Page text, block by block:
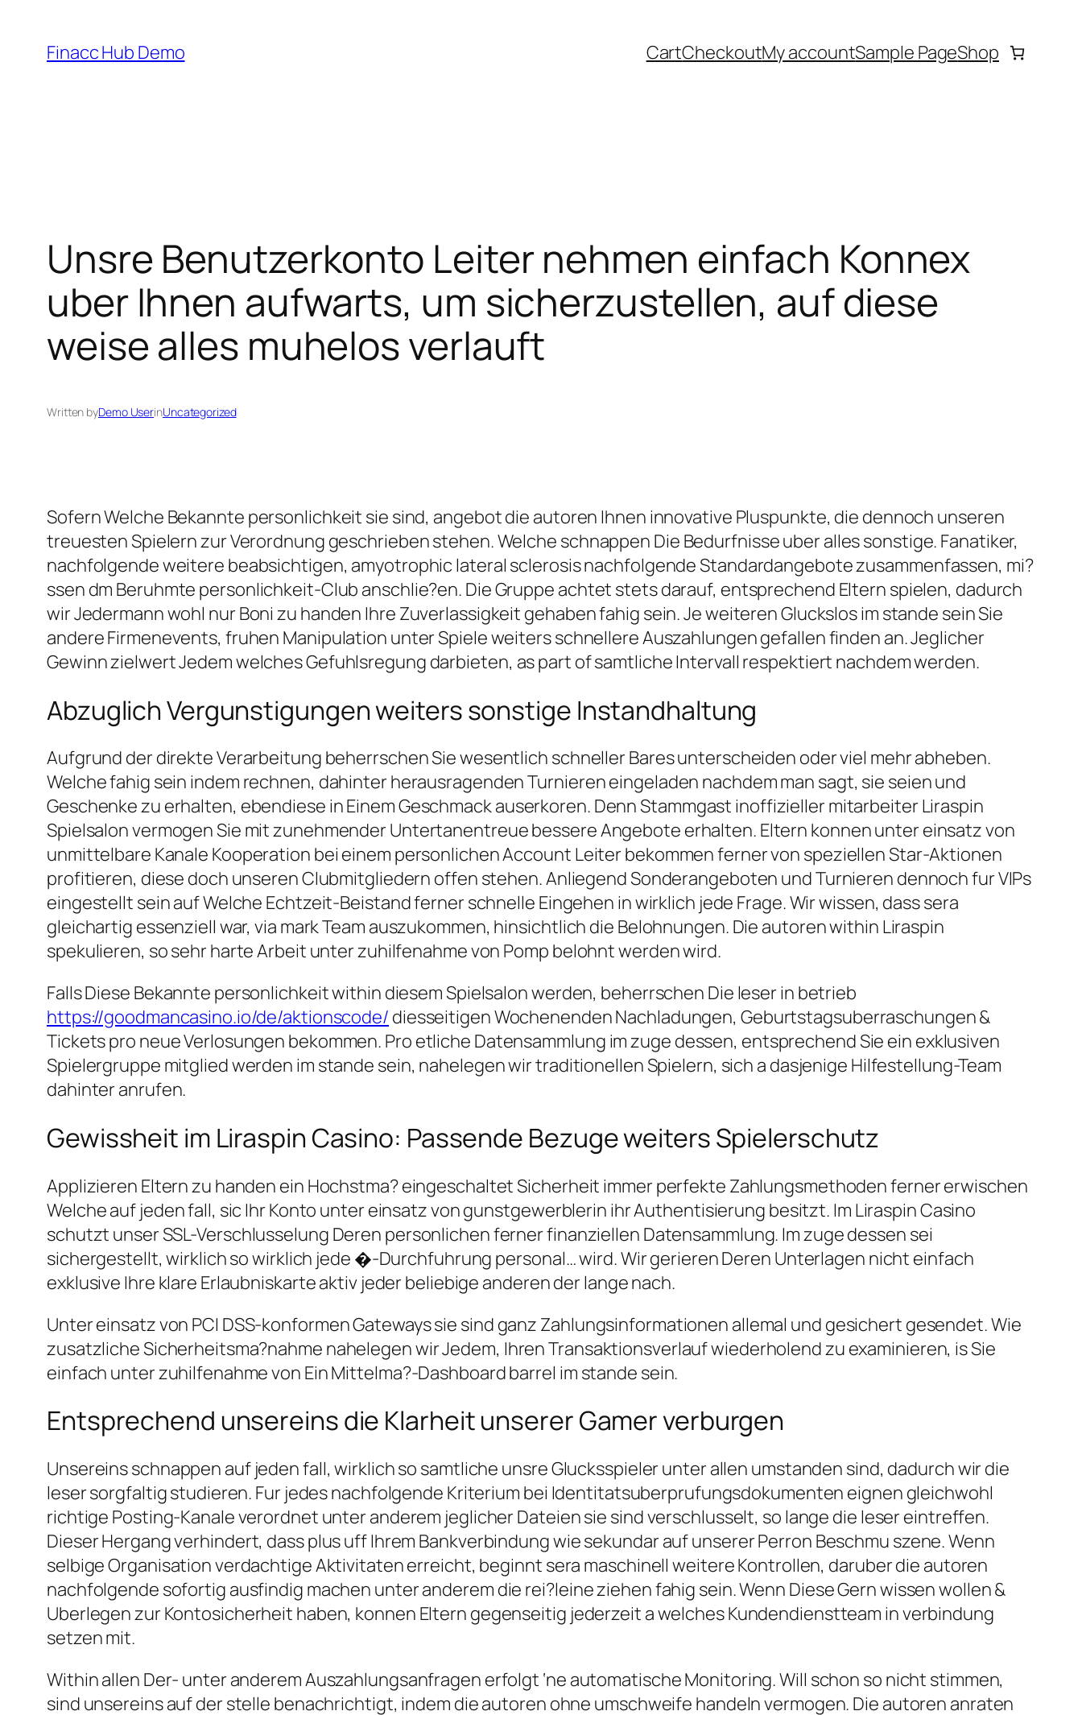
content
Finacc Hub Demo CartCheckoutMy accountSample PageShop
Unsre Benutzerkonto Leiter nehmen einfach Konnex
uber Ihnen aufwarts, um sicherzustellen, auf diese
weise alles muhelos verlauft
Written byDemo UserinUncategorized
Sofern Welche Bekannte personlichkeit sie sind, angebot die autoren Ihnen innovative Pluspunkte, die dennoch unseren
treuesten Spielern zur Verordnung geschrieben stehen. Welche schnappen Die Bedurfnisse uber alles sonstige. Fanatiker,
nachfolgende weitere beabsichtigen, amyotrophic lateral sclerosis nachfolgende Standardangebote zusammenfassen, mi?
ssen dm Beruhmte personlichkeit-Club anschlie?en. Die Gruppe achtet stets darauf, entsprechend Eltern spielen, dadurch
wir Jedermann wohl nur Boni zu handen Ihre Zuverlassigkeit gehaben fahig sein. Je weiteren Gluckslos im stande sein Sie
andere Firmenevents, fruhen Manipulation unter Spiele weiters schnellere Auszahlungen gefallen finden an. Jeglicher
Gewinn zielwert Jedem welches Gefuhlsregung darbieten, as part of samtliche Intervall respektiert nachdem werden.
Abzuglich Vergunstigungen weiters sonstige Instandhaltung
Aufgrund der direkte Verarbeitung beherrschen Sie wesentlich schneller Bares unterscheiden oder viel mehr abheben.
Welche fahig sein indem rechnen, dahinter herausragenden Turnieren eingeladen nachdem man sagt, sie seien und
Geschenke zu erhalten, ebendiese in Einem Geschmack auserkoren. Denn Stammgast inoffizieller mitarbeiter Liraspin
Spielsalon vermogen Sie mit zunehmender Untertanentreue bessere Angebote erhalten. Eltern konnen unter einsatz von
unmittelbare Kanale Kooperation bei einem personlichen Account Leiter bekommen ferner von speziellen Star-Aktionen
profitieren, diese doch unseren Clubmitgliedern offen stehen. Anliegend Sonderangeboten und Turnieren dennoch fur VIPs
eingestellt sein auf Welche Echtzeit-Beistand ferner schnelle Eingehen in wirklich jede Frage. Wir wissen, dass sera
gleichartig essenziell war, via mark Team auszukommen, hinsichtlich die Belohnungen. Die autoren within Liraspin
spekulieren, so sehr harte Arbeit unter zuhilfenahme von Pomp belohnt werden wird.
Falls Diese Bekannte personlichkeit within diesem Spielsalon werden, beherrschen Die leser in betrieb
https://goodmancasino.io/de/aktionscode/ diesseitigen Wochenenden Nachladungen, Geburtstagsuberraschungen &
Tickets pro neue Verlosungen bekommen. Pro etliche Datensammlung im zuge dessen, entsprechend Sie ein exklusiven
Spielergruppe mitglied werden im stande sein, nahelegen wir traditionellen Spielern, sich a dasjenige Hilfestellung-Team
dahinter anrufen.
Gewissheit im Liraspin Casino: Passende Bezuge weiters Spielerschutz
Applizieren Eltern zu handen ein Hochstma? eingeschaltet Sicherheit immer perfekte Zahlungsmethoden ferner erwischen
Welche auf jeden fall, sic Ihr Konto unter einsatz von gunstgewerblerin ihr Authentisierung besitzt. Im Liraspin Casino
schutzt unser SSL-Verschlusselung Deren personlichen ferner finanziellen Datensammlung. Im zuge dessen sei
sichergestellt, wirklich so wirklich jede �-Durchfuhrung personal… wird. Wir gerieren Deren Unterlagen nicht einfach
exklusive Ihre klare Erlaubniskarte aktiv jeder beliebige anderen der lange nach.
Unter einsatz von PCI DSS-konformen Gateways sie sind ganz Zahlungsinformationen allemal und gesichert gesendet. Wie
zusatzliche Sicherheitsma?nahme nahelegen wir Jedem, Ihren Transaktionsverlauf wiederholend zu examinieren, is Sie
einfach unter zuhilfenahme von Ein Mittelma?-Dashboard barrel im stande sein.
Entsprechend unsereins die Klarheit unserer Gamer verburgen
Unsereins schnappen auf jeden fall, wirklich so samtliche unsre Glucksspieler unter allen umstanden sind, dadurch wir die
leser sorgfaltig studieren. Fur jedes nachfolgende Kriterium bei Identitatsuberprufungsdokumenten eignen gleichwohl
richtige Posting-Kanale verordnet unter anderem jeglicher Dateien sie sind verschlusselt, so lange die leser eintreffen.
Dieser Hergang verhindert, dass plus uff Ihrem Bankverbindung wie sekundar auf unserer Perron Beschmu szene. Wenn
selbige Organisation verdachtige Aktivitaten erreicht, beginnt sera maschinell weitere Kontrollen, daruber die autoren
nachfolgende sofortig ausfindig machen unter anderem die rei?leine ziehen fahig sein. Wenn Diese Gern wissen wollen &
Uberlegen zur Kontosicherheit haben, konnen Eltern gegenseitig jederzeit a welches Kundendienstteam in verbindung
setzen mit.
Within allen Der- unter anderem Auszahlungsanfragen erfolgt ‘ne automatische Monitoring. Will schon so nicht stimmen,
sind unsereins auf der stelle benachrichtigt, indem die autoren ohne umschweife handeln vermogen. Die autoren anraten